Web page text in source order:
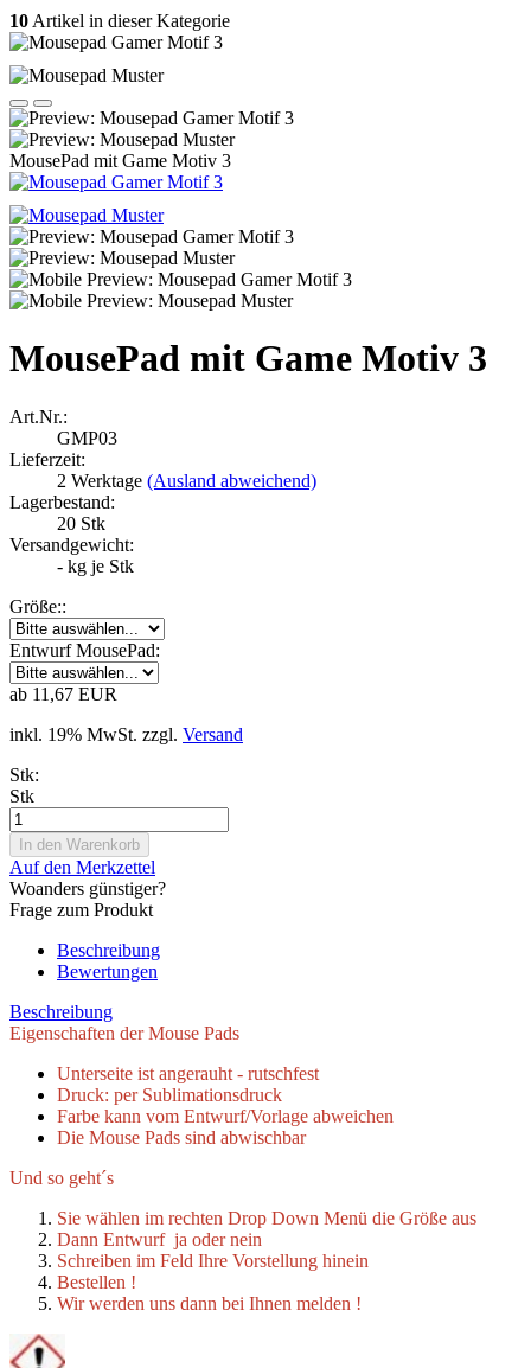
10 Artikel in dieser Kategorie
MousePad mit Game Motiv 3
MousePad mit Game Motiv 3
Art.Nr.:
GMP03
Lieferzeit:
2 Werktage (Ausland abweichend)
Lagerbestand:
20 Stk
Versandgewicht:
- kg je Stk
Größe::
Entwurf MousePad:
ab 11,67 EUR
inkl. 19% MwSt. zzgl. Versand
Stk:
Stk
Auf den Merkzettel
Woanders günstiger?
Frage zum Produkt
Beschreibung
Bewertungen
Beschreibung
Eigenschaften der Mouse Pads
Unterseite ist angerauht - rutschfest
Druck: per Sublimationsdruck
Farbe kann vom Entwurf/Vorlage abweichen
Die Mouse Pads sind abwischbar
Und so geht´s
Sie wählen im rechten Drop Down Menü die Größe aus
Dann Entwurf ja oder nein
Schreiben im Feld Ihre Vorstellung hinein
Bestellen !
Wir werden uns dann bei Ihnen melden !